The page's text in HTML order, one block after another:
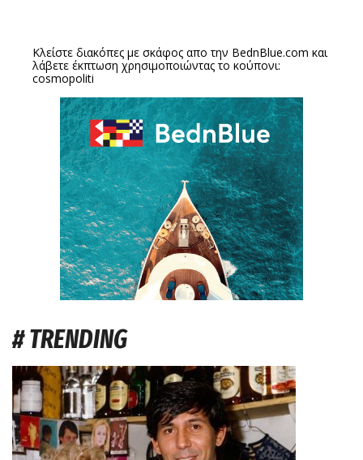
Κλείστε διακόπες με σκάφος απο την BednBlue.com και
λάβετε έκπτωση χρησιμοποιώντας το κούπονι:
cosmopoliti
# TRENDING